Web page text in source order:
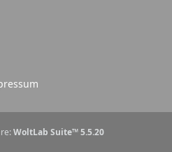
WoltLab Suite™ 5.5.20